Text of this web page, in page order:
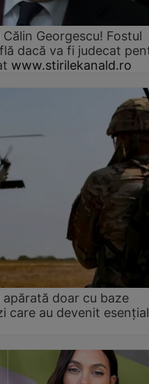
Georgescu! Fostul
dacă va fi judecat
www.stirilekanald.ro
doar cu baze
care au devenit